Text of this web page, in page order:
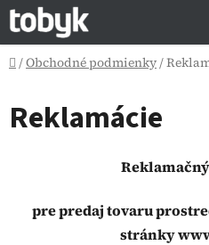
Prejsť
na
obsah
Domov
/Obchodné podmienky/
Reklamácie
pre predaj tovaru
stránky